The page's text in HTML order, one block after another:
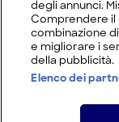
degli annunci.
Comprendere il
combinazione
e migliorare i
della pubblicità.
Elenco dei